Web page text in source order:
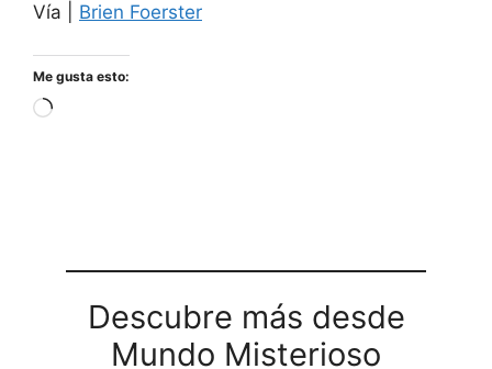
Vía | Brien Foerster
Me gusta esto:
Cargando...
Descubre más desde
Mundo Misterioso